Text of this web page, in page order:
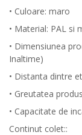
• Culoare: maro
• Material: PAL si
• Dimensiunea
Inaltime)
• Distanta dintre
• Greutatea
• Capacitate de
Continut colet::